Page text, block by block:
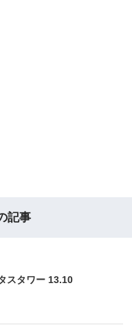
記事
スタワー 13.10